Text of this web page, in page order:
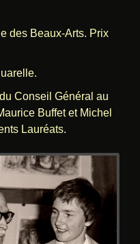
des Beaux-Arts. Prix
Conseil Général au
Buffet et Michel
Lauréats.